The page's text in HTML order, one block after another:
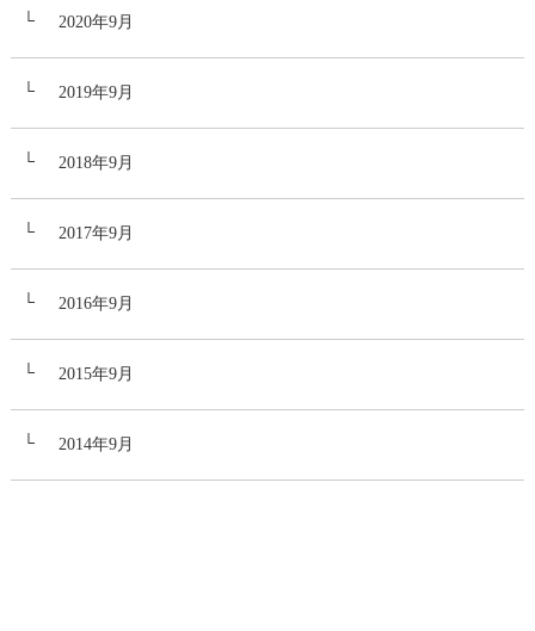
2020年9月
2019年9月
2018年9月
2017年9月
2016年9月
2015年9月
2014年9月